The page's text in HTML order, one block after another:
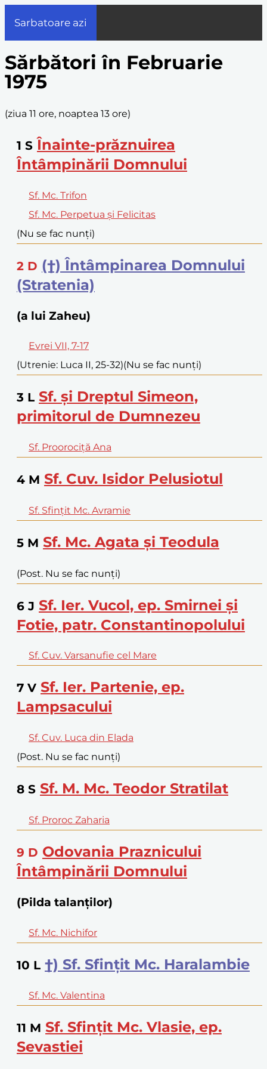
Sarbatoare azi
Sărbători în Februarie
1975
(ziua 11 ore, noaptea 13 ore)
1 S Înainte-prăznuirea
Întâmpinării Domnului
Sf. Mc. Trifon
Sf. Mc. Perpetua și Felicitas
(Nu se fac nunți)
2 D (†) Întâmpinarea Domnului
(Stratenia)
(a lui Zaheu)
Evrei VII, 7-17
(Utrenie: Luca II, 25-32)(Nu se fac nunți)
3 L Sf. și Dreptul Simeon,
primitorul de Dumnezeu
Sf. Proorociță Ana
4 M Sf. Cuv. Isidor Pelusiotul
Sf. Sfințit Mc. Avramie
5 M Sf. Mc. Agata și Teodula
(Post. Nu se fac nunți)
6 J Sf. Ier. Vucol, ep. Smirnei și
Fotie, patr. Constantinopolului
Sf. Cuv. Varsanufie cel Mare
7 V Sf. Ier. Partenie, ep.
Lampsacului
Sf. Cuv. Luca din Elada
(Post. Nu se fac nunți)
8 S Sf. M. Mc. Teodor Stratilat
Sf. Proroc Zaharia
9 D Odovania Praznicului
Întâmpinării Domnului
(Pilda talanților)
Sf. Mc. Nichifor
10 L †) Sf. Sfințit Mc. Haralambie
Sf. Mc. Valentina
11 M Sf. Sfințit Mc. Vlasie, ep.
Sevastiei